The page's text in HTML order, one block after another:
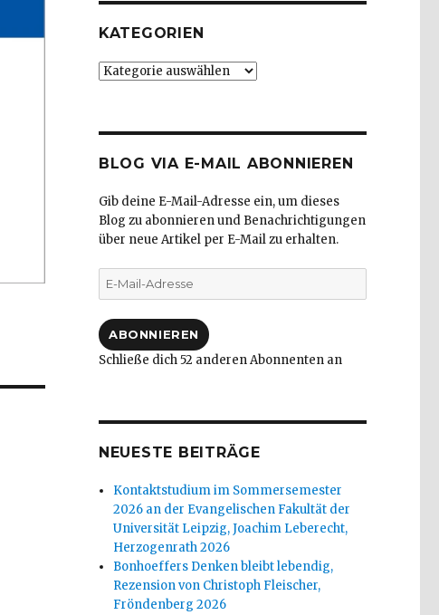
KATEGORIEN
Kategorien
BLOG VIA E-MAIL ABONNIEREN
Gib deine E-Mail-Adresse ein, um dieses
Blog zu abonnieren und Benachrichtigungen
über neue Artikel per E-Mail zu erhalten.
E-
Mail-
ABONNIEREN
Schließe dich 52 anderen Abonnenten an
NEUESTE BEITRÄGE
Kontaktstudium im Sommersemester
2026 an der Evangelischen Fakultät der
Universität Leipzig, Joachim Leberecht,
Herzogenrath 2026
Bonhoeffers Denken bleibt lebendig,
Rezension von Christoph Fleischer,
Fröndenberg 2026